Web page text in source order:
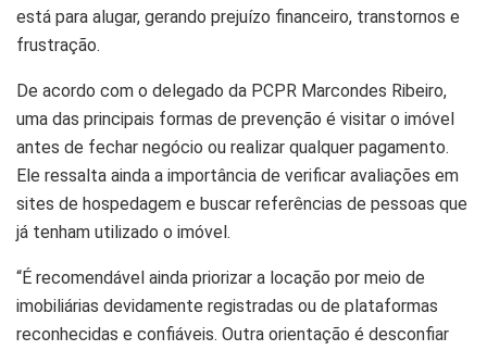
está para alugar, gerando prejuízo financeiro, transtornos e
frustração.
De acordo com o delegado da PCPR Marcondes Ribeiro,
uma das principais formas de prevenção é visitar o imóvel
antes de fechar negócio ou realizar qualquer pagamento.
Ele ressalta ainda a importância de verificar avaliações em
sites de hospedagem e buscar referências de pessoas que
já tenham utilizado o imóvel.
“É recomendável ainda priorizar a locação por meio de
imobiliárias devidamente registradas ou de plataformas
reconhecidas e confiáveis. Outra orientação é desconfiar